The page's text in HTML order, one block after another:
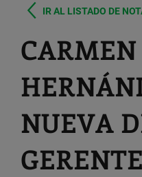
IR AL LISTADO DE
NUEVA